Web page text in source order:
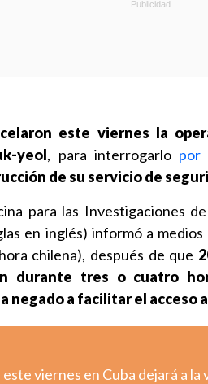
este viernes la
yeol, para interrogarlo por
de su servicio de
para las Investigaciones
en inglés) informó a
chilena), después de que
durante tres o cuatro
negado a facilitar el acceso
viernes en Cuba dejará a